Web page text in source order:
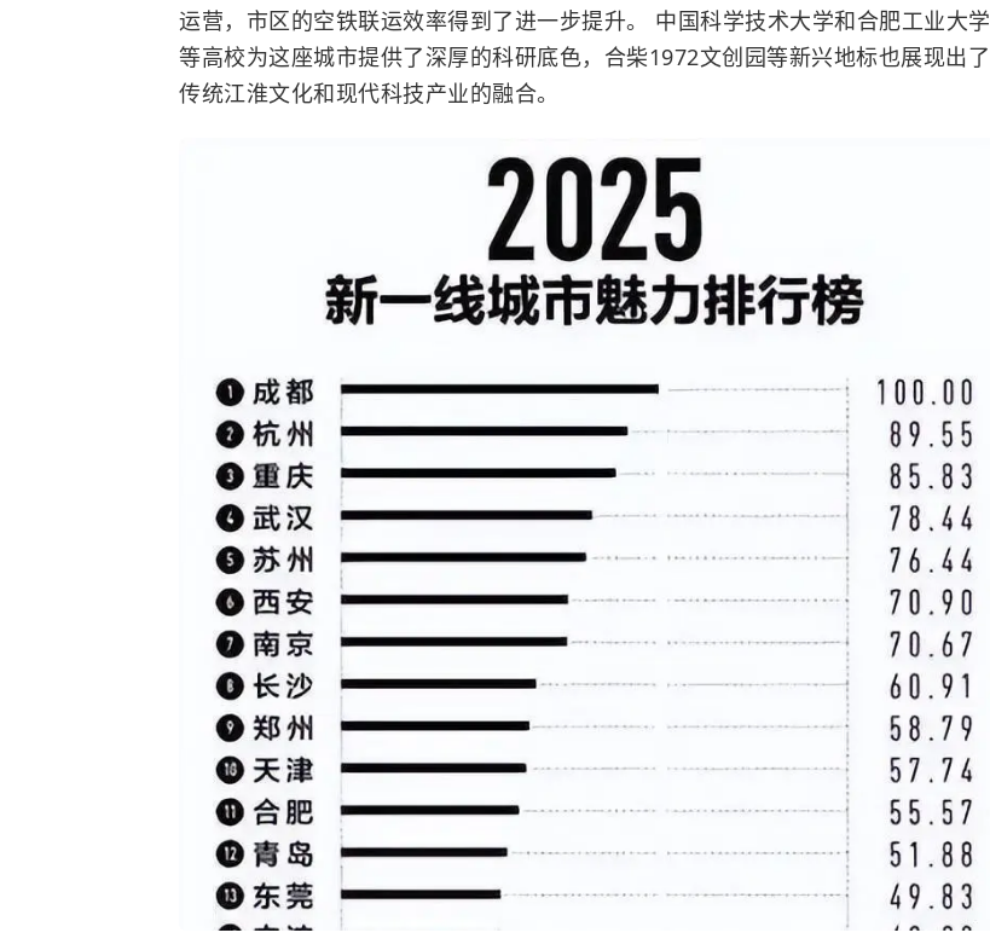
运营，市区的空铁联运效率得到了进一步提升。 中国科学技术大学和合肥工业大学
等高校为这座城市提供了深厚的科研底色，合柴1972文创园等新兴地标也展现出了
传统江淮文化和现代科技产业的融合。